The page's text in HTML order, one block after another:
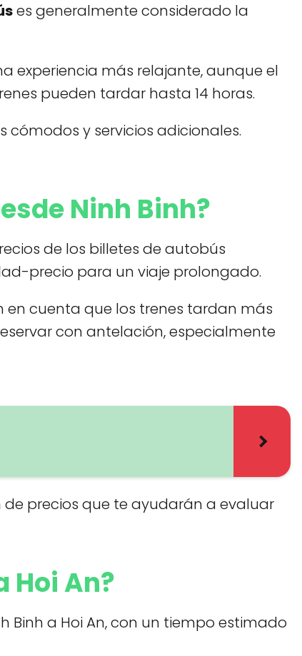
es generalmente considerado la
experiencia más relajante, aunque el
pueden tardar hasta 14 horas.
cómodos y servicios adicionales.
Ninh Binh?
de los billetes de autobús
precio para un viaje prolongado.
en cuenta que los trenes tardan más
con antelación, especialmente
precios que te ayudarán a evaluar
Hoi An?
Binh a Hoi An, con un tiempo estimado